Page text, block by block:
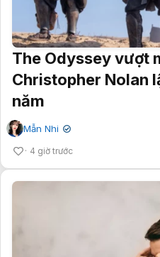
The Odyssey vượt
Christopher Nolan
năm
Mẫn Nhi ✔
4 giờ trước